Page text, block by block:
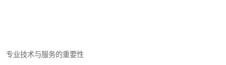
专业技术与服务的重要性